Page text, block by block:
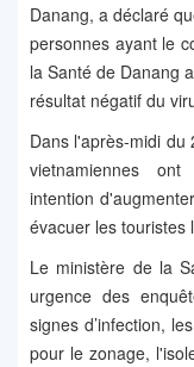
Danang, a déclaré
personnes ayant le
la Santé de Danang
résultat négatif du
Dans l'après-midi du
vietnamiennes
intention
évacuer les
Le ministère de la
urgence des
signes d’infection,
pour le zonage,